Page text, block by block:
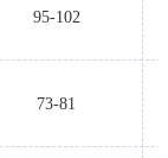
95-102
73-81